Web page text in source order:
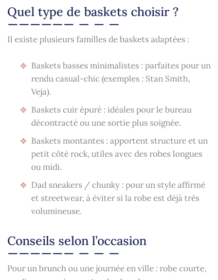
Quel type de baskets choisir ?
Il existe plusieurs familles de baskets adaptées :
Baskets basses minimalistes : parfaites pour un
rendu casual-chic (exemples : Stan Smith,
Veja).
Baskets cuir épuré : idéales pour le bureau
décontracté ou une sortie plus soignée.
Baskets montantes : apportent structure et un
petit côté rock, utiles avec des robes longues
ou midi.
Dad sneakers / chunky : pour un style affirmé
et streetwear, à éviter si la robe est déjà très
volumineuse.
Conseils selon l’occasion
Pour un brunch ou une journée en ville : robe courte,